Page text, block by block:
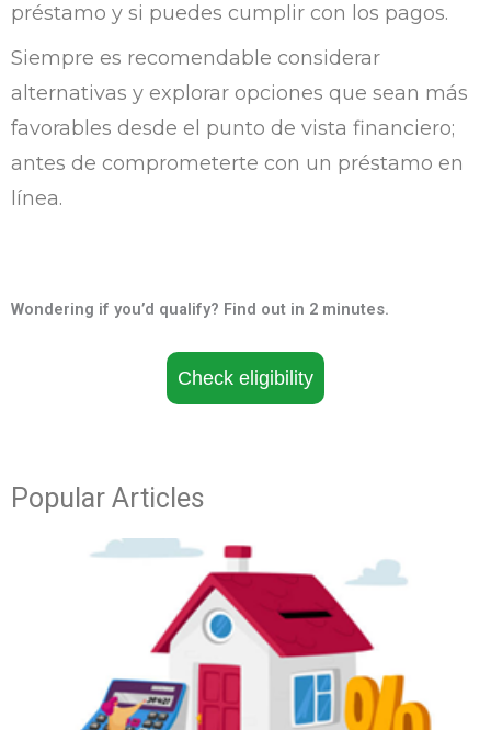
préstamo y si puedes cumplir con los pagos.
Siempre es recomendable considerar
alternativas y explorar opciones que sean más
favorables desde el punto de vista financiero;
antes de comprometerte con un préstamo en
línea.
Wondering if you’d qualify? Find out in 2 minutes.
Check eligibility
Popular Articles